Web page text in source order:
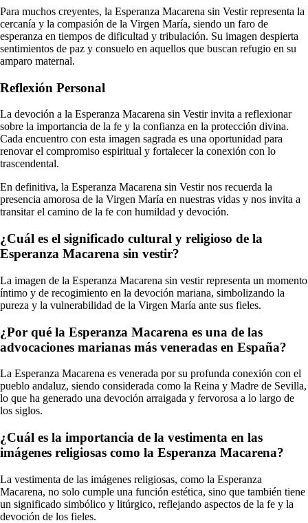
Para muchos creyentes, la Esperanza Macarena sin Vestir representa la
cercanía y la compasión de la Virgen María, siendo un faro de
esperanza en tiempos de dificultad y tribulación. Su imagen despierta
sentimientos de paz y consuelo en aquellos que buscan refugio en su
amparo maternal.
Reflexión Personal
La devoción a la Esperanza Macarena sin Vestir invita a reflexionar
sobre la importancia de la fe y la confianza en la protección divina.
Cada encuentro con esta imagen sagrada es una oportunidad para
renovar el compromiso espiritual y fortalecer la conexión con lo
trascendental.
En definitiva, la Esperanza Macarena sin Vestir nos recuerda la
presencia amorosa de la Virgen María en nuestras vidas y nos invita a
transitar el camino de la fe con humildad y devoción.
¿Cuál es el significado cultural y religioso de la
Esperanza Macarena sin vestir?
La imagen de la Esperanza Macarena sin vestir representa un momento
íntimo y de recogimiento en la devoción mariana, simbolizando la
pureza y la vulnerabilidad de la Virgen María ante sus fieles.
¿Por qué la Esperanza Macarena es una de las
advocaciones marianas más veneradas en España?
La Esperanza Macarena es venerada por su profunda conexión con el
pueblo andaluz, siendo considerada como la Reina y Madre de Sevilla,
lo que ha generado una devoción arraigada y fervorosa a lo largo de
los siglos.
¿Cuál es la importancia de la vestimenta en las
imágenes religiosas como la Esperanza Macarena?
La vestimenta de las imágenes religiosas, como la Esperanza
Macarena, no solo cumple una función estética, sino que también tiene
un significado simbólico y litúrgico, reflejando aspectos de la fe y la
devoción de los fieles.